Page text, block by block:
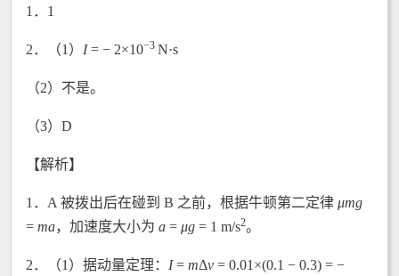
1．1
2．（1） I= − 2×10−3 N·s
（2）不是。
（3）D
【解析】
1．A 被拨出后在碰到 B 之前，根据牛顿第二定律 μmg
= ma，加速度大小为 a = μg = 1 m/s2。
2．（1）据动量定理： I= mΔv = 0.01×(0.1 − 0.3) = −